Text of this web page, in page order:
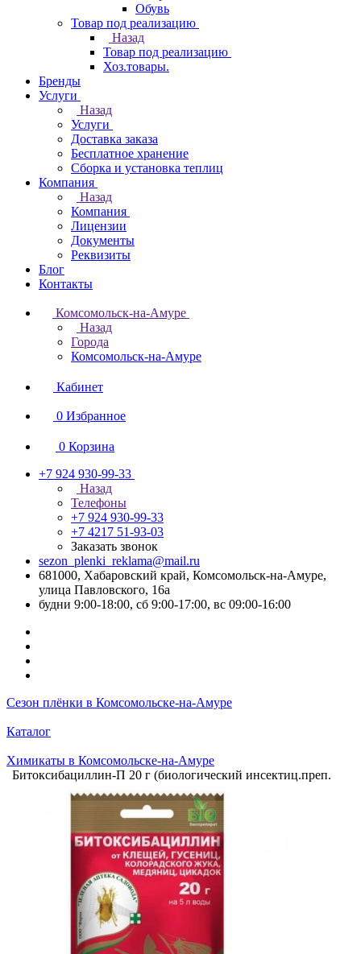
Обувь
Товар под реализацию
Назад
Товар под реализацию
Хоз.товары.
Бренды
Услуги
Назад
Услуги
Доставка заказа
Бесплатное хранение
Сборка и установка теплиц
Компания
Назад
Компания
Лицензии
Документы
Реквизиты
Блог
Контакты
Комсомольск-на-Амуре
Назад
Города
Комсомольск-на-Амуре
Кабинет
0 Избранное
0 Корзина
+7 924 930-99-33
Назад
Телефоны
+7 924 930-99-33
+7 4217 51-93-03
Заказать звонок
sezon_plenki_reklama@mail.ru
681000, Хабаровский край, Комсомольск-на-Амуре,
улица Павловского, 16а
будни 9:00-18:00, сб 9:00-17:00, вс 09:00-16:00
Сезон плёнки в Комсомольске-на-Амуре
Каталог
Химикаты в Комсомольске-на-Амуре
Битоксибациллин-П 20 г (биологический инсектиц.преп.